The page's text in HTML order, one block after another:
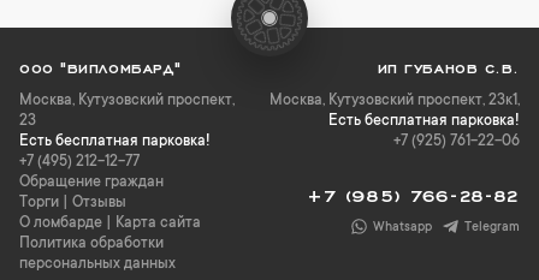
ООО "ВИПЛОМБАРД"
Москва, Кутузовский проспект,
23
Есть бесплатная парковка!
+7 (495) 212-12-77
Обращение граждан
Торги
Отзывы
О ломбарде
Карта сайта
Политика обработки
персональных данных
ИП ГУБАНОВ С.В.
Москва, Кутузовский проспект, 23к1,
Есть бесплатная парковка!
+7 (925) 761-22-06
+7 (985) 766-28-82
Whatsapp Telegram